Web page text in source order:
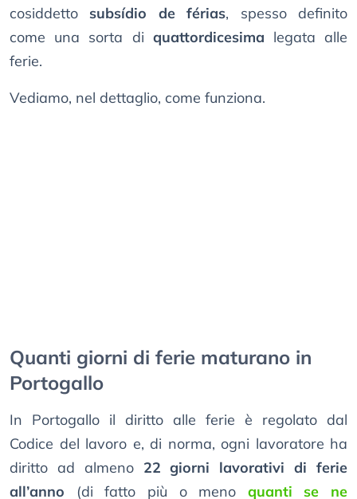
cosiddetto subsídio de férias, spesso definito
come una sorta di quattordicesima legata alle
ferie.
Vediamo, nel dettaglio, come funziona.
Quanti giorni di ferie maturano in
Portogallo
In Portogallo il diritto alle ferie è regolato dal
Codice del lavoro e, di norma, ogni lavoratore ha
diritto ad almeno 22 giorni lavorativi di ferie
all’anno (di fatto più o meno quanti se ne